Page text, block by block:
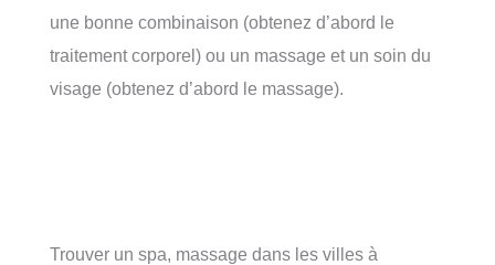
une bonne combinaison (obtenez d’abord le
traitement corporel) ou un massage et un soin du
visage (obtenez d’abord le massage).
Trouver un spa, massage dans les villes à